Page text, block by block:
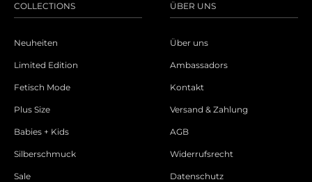
COLLECTIONS
Neuheiten
Limited Edition
Fetisch Mode
Plus Size
Babies + Kids
Silberschmuck
Sale
ÜBER UNS
Über uns
Ambassadors
Kontakt
Versand & Zahlung
AGB
Widerrufsrecht
Datenschutz